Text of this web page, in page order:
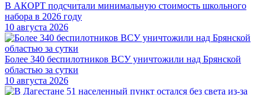
В АКОРТ подсчитали минимальную стоимость школьного
набора в 2026 году
10 августа 2026
Более 340 беспилотников ВСУ уничтожили над Брянской
областью за сутки
10 августа 2026